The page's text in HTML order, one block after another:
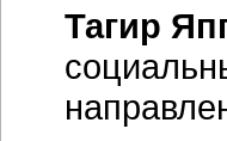
Тагир